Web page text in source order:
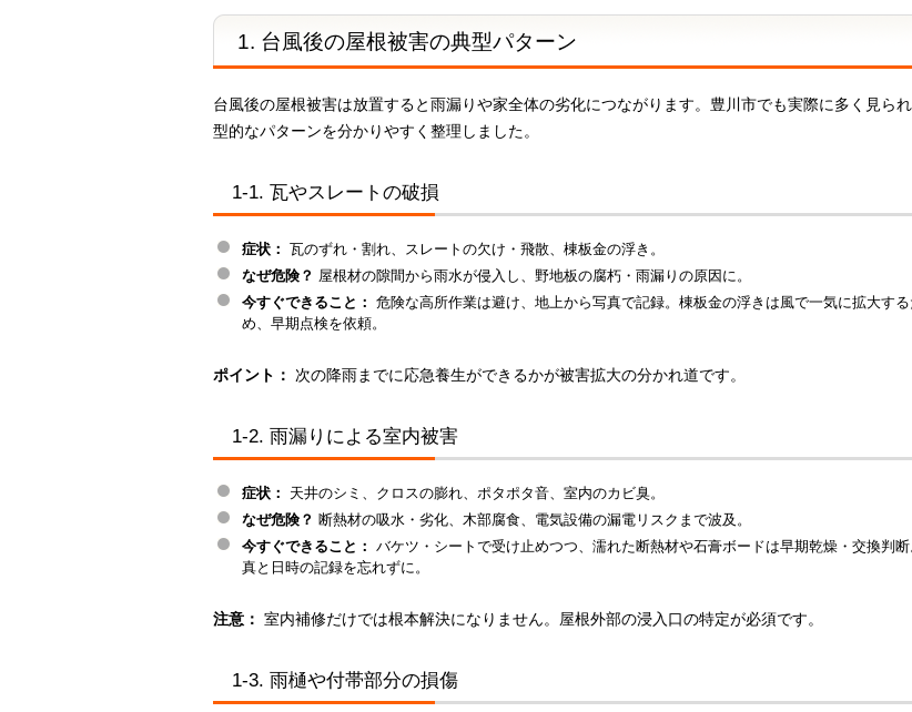
1. 台風後の屋根被害の典型パターン
台風後の屋根被害は放置すると雨漏りや家全体の劣化につながります。豊川市でも実際に多く見ら
型的なパターンを分かりやすく整理しました。
1-1. 瓦やスレートの破損
症状： 瓦のずれ・割れ、スレートの欠け・飛散、棟板金の浮き。
なぜ危険？ 屋根材の隙間から雨水が侵入し、野地板の腐朽・雨漏りの原因に。
今すぐできること： 危険な高所作業は避け、地上から写真で記録。棟板金の浮きは風で一気に拡大する
め、早期点検を依頼。
ポイント： 次の降雨までに応急養生ができるかが被害拡大の分かれ道です。
1-2. 雨漏りによる室内被害
症状：
天井のシミ、クロスの膨れ、ポタポタ音、室内のカビ臭。
なぜ危険？ 断熱材の吸水・劣化、木部腐食、電気設備の漏電リスクまで波及。
今すぐできること： バケツ・シートで受け止めつつ、濡れた断熱材や石膏ボードは早期乾燥・交換判
真と日時の記録を忘れずに。
注意： 室内補修だけでは根本解決になりません。屋根外部の浸入口の特定が必須です。
1-3. 雨樋や付帯部分の損傷